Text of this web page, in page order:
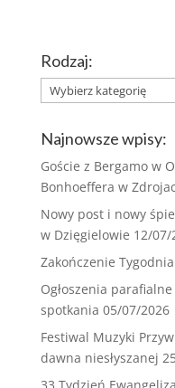
Rodzaj:
Rodzaj:
Najnowsze wpisy:
Goście z Bergamo w
Bonhoeffera w
Nowy post i nowy
w Dzięgielowie 12/07/
Zakończenie
Ogłoszenia
spotkania 05/07/2026
Festiwal Muzyki
dawna niesłyszanej